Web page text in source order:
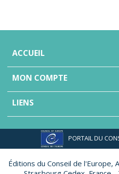
ACCUEIL
MON COMPTE
LIENS
PORTAIL DU
Éditions du Conseil de l'Europe,